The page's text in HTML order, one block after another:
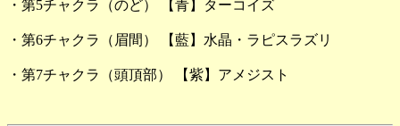
・第5チャクラ（のど） 【青】ターコイズ
・第6チャクラ（眉間） 【藍】水晶・ラピスラズリ
・第7チャクラ（頭頂部） 【紫】アメジスト